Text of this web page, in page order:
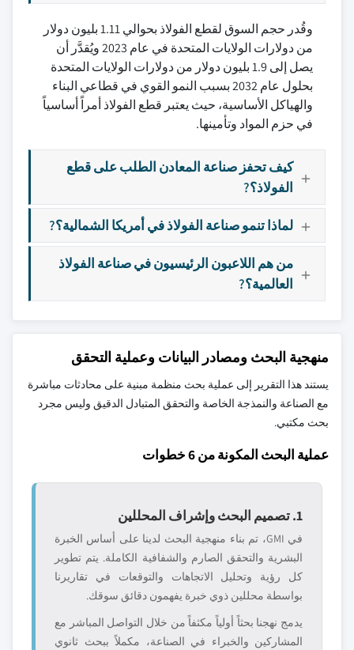
وقُدر حجم السوق لقطع الفولاذ بحوالي 1.11 بليون دولار
من دولارات الولايات المتحدة في عام 2023 ويُقدَّر أن
يصل إلى 1.9 بليون دولار من دولارات الولايات المتحدة
بحلول عام 2032 بسبب النمو القوي في قطاعي البناء
والهياكل الأساسية، حيث يعتبر قطع الفولاذ أمراً أساسياً
في حزم المواد وتأمينها.
كيف تحفز صناعة المعادن الطلب على قطع
الفولاذ؟?
لماذا تنمو صناعة الفولاذ في أمريكا الشمالية؟?
من هم اللاعبون الرئيسيون في صناعة الفولاذ
العالمية؟?
منهجية البحث ومصادر البيانات وعملية التحقق
يستند هذا التقرير إلى عملية بحث منظمة مبنية على محادثات مباشرة
مع الصناعة والنمذجة الخاصة والتحقق المتبادل الدقيق وليس مجرد
بحث مكتبي.
عملية البحث المكونة من 6 خطوات
1. تصميم البحث وإشراف المحللين
في GMI، تم بناء منهجية البحث لدينا على أساس الخبرة
البشرية والتحقق الصارم والشفافية الكاملة. يتم تطوير
كل رؤية وتحليل الاتجاهات والتوقعات في تقاريرنا
بواسطة محللين ذوي خبرة يفهمون دقائق سوقك.
يدمج نهجنا بحثاً أولياً مكثفاً من خلال التواصل المباشر مع
المشاركين والخبراء في الصناعة، مكملاً ببحث ثانوي